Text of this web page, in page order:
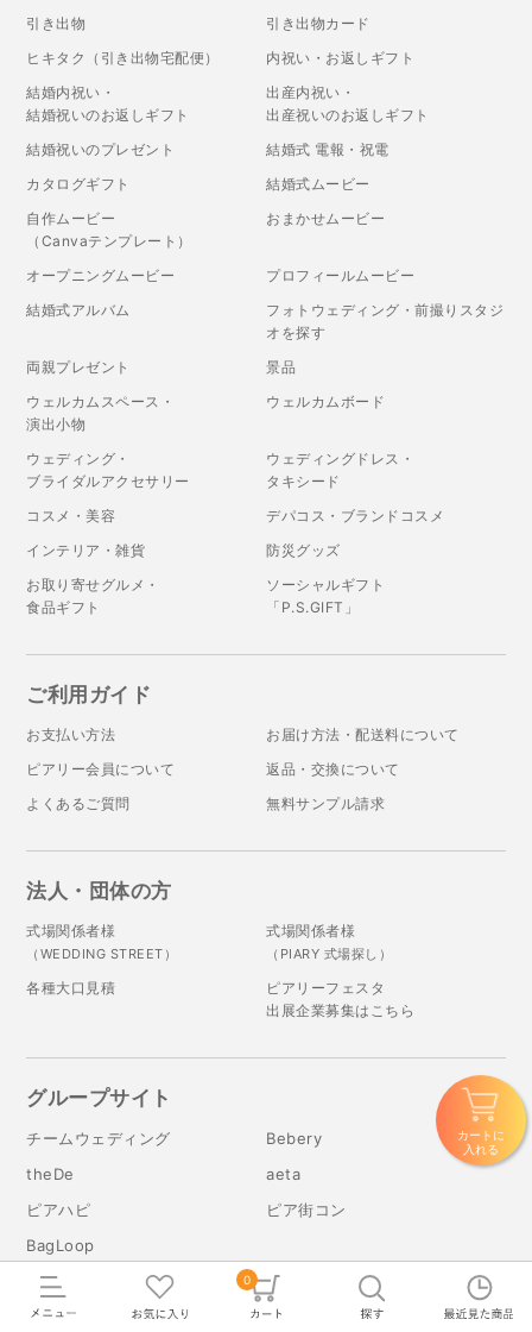
0
カートに
入れる
引き出物
引き出物カード
ヒキタク（引き出物宅配便）
内祝い・お返しギフト
結婚内祝い・
結婚祝いのお返しギフト
出産内祝い・
出産祝いのお返しギフト
結婚祝いのプレゼント
結婚式 電報・祝電
カタログギフト
結婚式ムービー
自作ムービー
（Canvaテンプレート）
おまかせムービー
オープニングムービー
プロフィールムービー
結婚式アルバム
フォトウェディング・前撮りスタジ
オを探す
両親プレゼント
景品
ウェルカムスペース・
演出小物
ウェルカムボード
ウェディング・
ブライダルアクセサリー
ウェディングドレス・
タキシード
コスメ・美容
デパコス・ブランドコスメ
インテリア・雑貨
防災グッズ
お取り寄せグルメ・
食品ギフト
ソーシャルギフト
「P.S.GIFT」
ご利用ガイド
お支払い方法
お届け方法・配送料について
ピアリー会員について
返品・交換について
よくあるご質問
無料サンプル請求
法人・団体の方
式場関係者様
（WEDDING STREET）
式場関係者様
（PIARY 式場探し）
各種大口見積
ピアリーフェスタ
出展企業募集はこちら
グループサイト
チームウェディング
Bebery
theDe
aeta
ピアハピ
ピア街コン
BagLoop